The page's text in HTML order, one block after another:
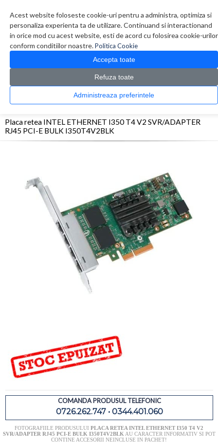
Acest website foloseste cookie-uri pentru a administra, optimiza si
personaliza experienta ta de utilizare. Continuand si interactionand
in orice mod cu acest website, esti de acord cu folosirea cookie-urilor
conform conditiilor noastre.Politica Cookie
Accepta toate
Refuza toate
Administreaza preferintele
0 produs(e)
CATALOG PRODUSE
> Placi retea > Placa retea INTEL ETHERNET I350 T4 V2
Placa retea INTEL ETHERNET I350 T4 V2 SVR/ADAPTER
RJ45 PCI-E BULK I350T4V2BLK
COMANDA PRODUSUL TELEFONIC
0726.262.747 • 0344.401.060
FOTOGRAFIILE PRODUSULUI PLACA RETEA INTEL ETHERNET I350 T4 V2
SVR/ADAPTER RJ45 PCI-E BULK I350T4V2BLK AU CARACTER INFORMATIV SI POT
CONTINE ACCESORII NEINCLUSE IN PACHET!